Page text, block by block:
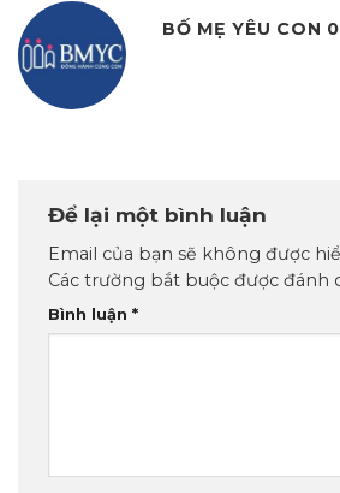
BỐ MẸ YÊU CON
Để lại một bình luận
Email của bạn sẽ không được
Các trường bắt buộc được đánh
Bình luận *